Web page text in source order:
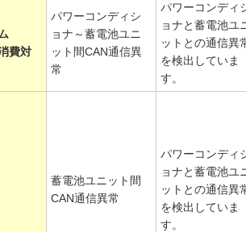
費対
パワーコンディシ
ョナ～蓄電池ユニ
ット間CAN通信異
常
パワーコンディ
ョナと蓄電池ユ
ットとの通信異
を検出していま
す。
蓄電池ユニット間
CAN通信異常
パワーコンディ
ョナと蓄電池ユ
ットとの通信異
を検出していま
す。